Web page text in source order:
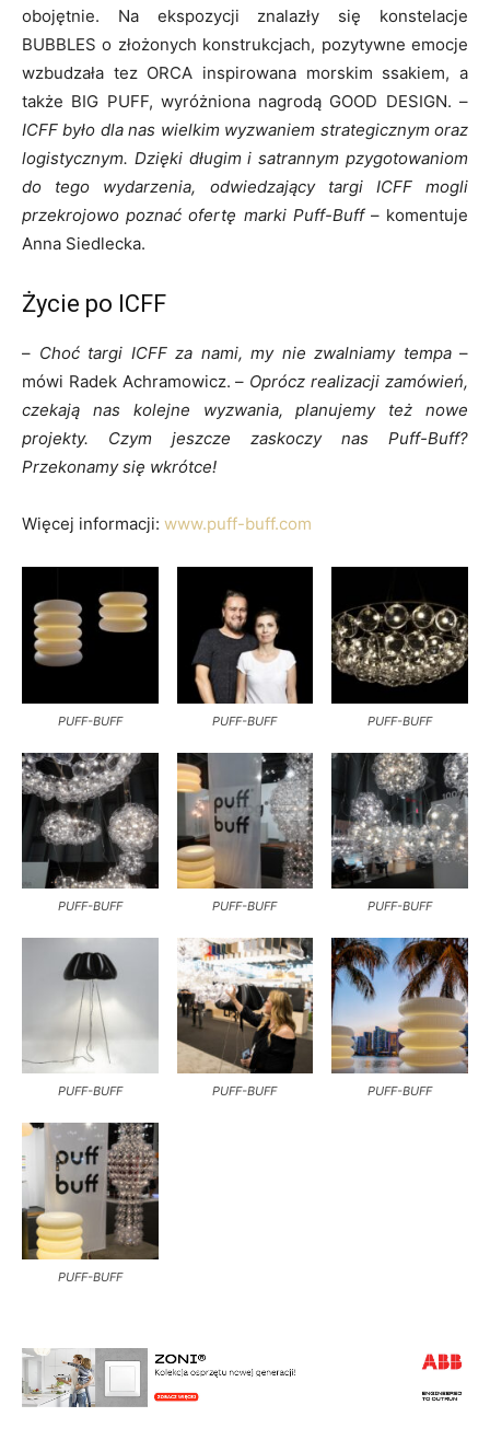
obojętnie. Na ekspozycji znalazły się konstelacje
BUBBLES o złożonych konstrukcjach, pozytywne emocje
wzbudzała tez ORCA inspirowana morskim ssakiem, a
także BIG PUFF, wyróżniona nagrodą GOOD DESIGN. –
ICFF było dla nas wielkim wyzwaniem strategicznym oraz
logistycznym. Dzięki długim i satrannym pzygotowaniom
do tego wydarzenia, odwiedzający targi ICFF mogli
przekrojowo poznać ofertę marki Puff-Buff– komentuje
Anna Siedlecka.
Życie po ICFF
– Choć targi ICFF za nami, my nie zwalniamy tempa–
mówi Radek Achramowicz. – Oprócz realizacji zamówień,
czekają nas kolejne wyzwania, planujemy też nowe
projekty. Czym jeszcze zaskoczy nas Puff-Buff?
Przekonamy się wkrótce!
Więcej informacji: www.puff-buff.com
PUFF-BUFF PUFF-BUFF PUFF-BUFF
PUFF-BUFF PUFF-BUFF PUFF-BUFF
PUFF-BUFF PUFF-BUFF PUFF-BUFF
PUFF-BUFF